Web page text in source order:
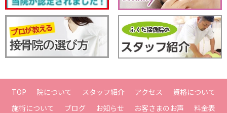
TOP 院について スタッフ紹介 アクセス
資格について
施術について
ブログ お知らせ お客さまのお声 料金表